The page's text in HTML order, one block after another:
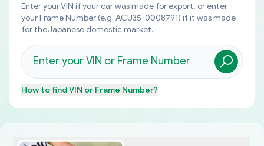
Enter your VIN if your car was made for export, or enter
your Frame Number (e.g. ACU35-0008791) if it was made
for the Japanese domestic market.
How to findVIN or Frame Number?